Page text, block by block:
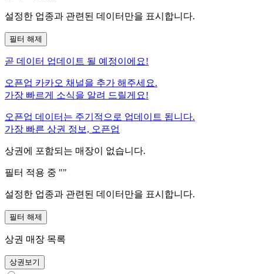
설정한 업종과 관련된 데이터만을 표시합니다.
필터 해제
곧 데이터 업데이트 될 예정이에요!
오픈업 카카오 채널을 추가 해주세요.
가장 빠르게 소식을 알려 드릴게요!
오픈업 데이터는 주기적으로 업데이트 됩니다.
가장 빠른 상권 정보, 오픈업
상권에 포함되는 매장이 없습니다.
필터 적용 중 ""
설정한 업종과 관련된 데이터만을 표시합니다.
필터 해제
상권 매장 목록
상권보기